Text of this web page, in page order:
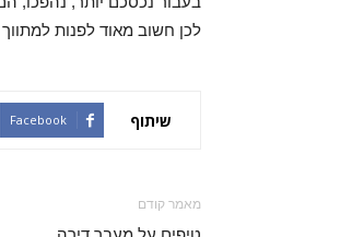
לכן חשוב מאוד לפנות
שיתוף Facebook
מאמר קודם